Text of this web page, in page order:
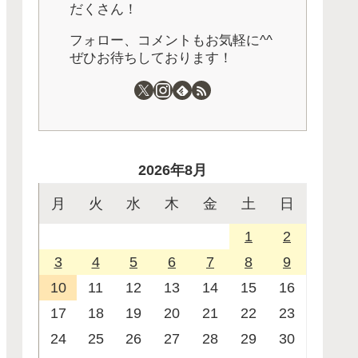
だくさん！
フォロー、コメントもお気軽に^^
ぜひお待ちしております！
2026年8月
月 火 水 木 金 土 日
1
2
3
4 5 6 7 8
9
10
11 12 13 14 15
16
17
18 19 20 21 22
23
24
25 26 27 28 29
30